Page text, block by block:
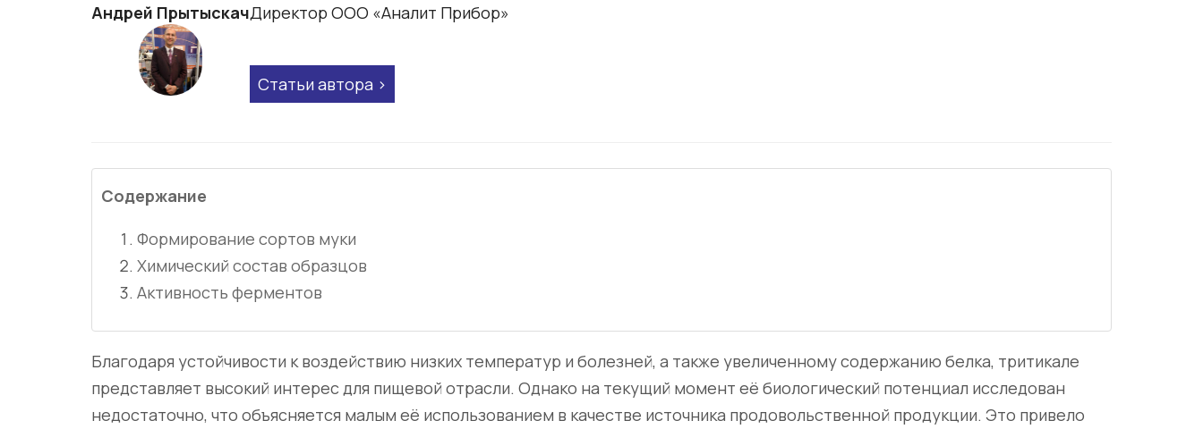
Андрей ПрытыскачДиректор ООО «Аналит Прибор»
Статьи автора
Содержание
Формирование сортов муки
Химический состав образцов
Активность ферментов
Благодаря устойчивости к воздействию низких температур и болезней, а также увеличенному содержанию белка, тритикале
представляет высокий интерес для пищевой отрасли. Однако на текущий момент её биологический потенциал исследован
недостаточно, что объясняется малым её использованием в качестве источника продовольственной продукции. Это привело